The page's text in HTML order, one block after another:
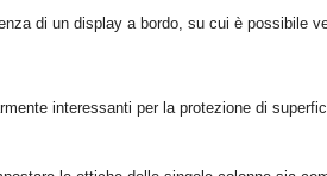
di un display a bordo, su cui è possibile
interessanti per la protezione di